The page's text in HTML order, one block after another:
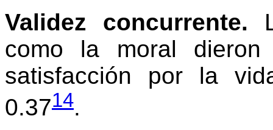
Validez concurrente.
como la moral
satisfacción por la
0.3714.